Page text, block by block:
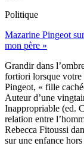
Politique
Mazarine Pingeot
mon père »
Grandir dans
fortiori lorsque votre
Pingeot, « fille
Auteur d’une
Inappropriable (ed.
relation entre
Rebecca Fitoussi
sur une enfance